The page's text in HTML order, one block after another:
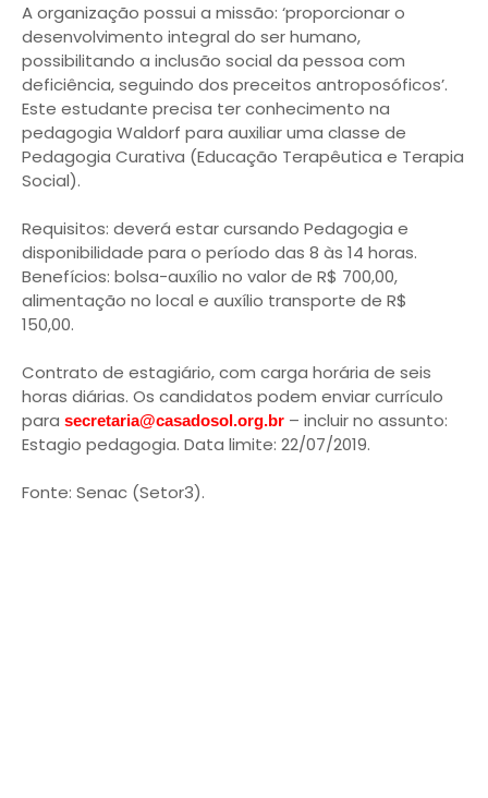
A organização possui a missão: ‘proporcionar o
desenvolvimento integral do ser humano,
possibilitando a inclusão social da pessoa com
deficiência, seguindo dos preceitos antroposóficos’.
Este estudante precisa ter conhecimento na
pedagogia Waldorf para auxiliar uma classe de
Pedagogia Curativa (Educação Terapêutica e Terapia
Social).
Requisitos: deverá estar cursando Pedagogia e
disponibilidade para o período das 8 às 14 horas.
Benefícios: bolsa-auxílio no valor de R$ 700,00,
alimentação no local e auxílio transporte de R$
150,00.
Contrato de estagiário, com carga horária de seis
horas diárias. Os candidatos podem enviar currículo
para secretaria@casadosol.org.br – incluir no assunto:
Estagio pedagogia. Data limite: 22/07/2019.
Fonte: Senac (Setor3).